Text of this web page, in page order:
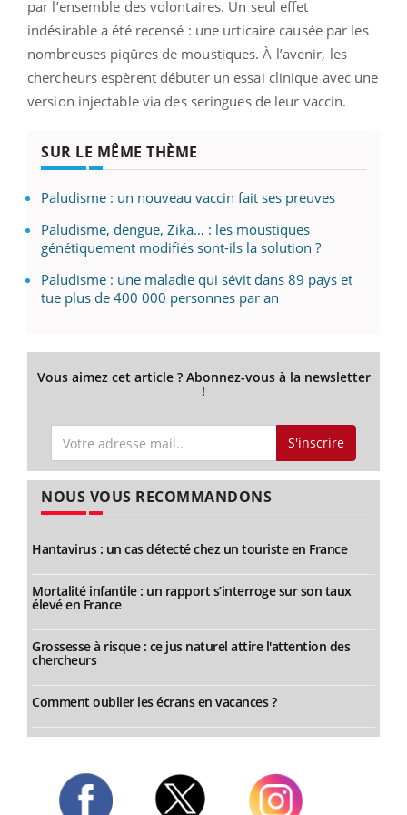
par l’ensemble des volontaires. Un seul effet
indésirable a été recensé : une urticaire causée par les
nombreuses piqûres de moustiques. À l’avenir, les
chercheurs espèrent débuter un essai clinique avec une
version injectable via des seringues de leur vaccin.
SUR LE MÊME THÈME
Paludisme : un nouveau vaccin fait ses preuves
Paludisme, dengue, Zika… : les moustiques
génétiquement modifiés sont-ils la solution ?
Paludisme : une maladie qui sévit dans 89 pays et
tue plus de 400 000 personnes par an
Vous aimez cet article ? Abonnez-vous à la newsletter
!
S'inscrire
NOUS VOUS RECOMMANDONS
Hantavirus : un cas détecté chez un touriste en France
Mortalité infantile : un rapport s’interroge sur son taux
élevé en France
Grossesse à risque : ce jus naturel attire l'attention des
chercheurs
Comment oublier les écrans en vacances ?